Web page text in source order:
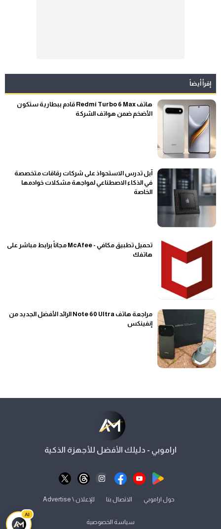
إقرأ أيضاً
هاتف Redmi Turbo 6 Max قادم ببطارية ستكون
الأضخم ضمن هواتف الشركة
آبل تدرس الاستحواذ على شركات رقاقات متخصصة
في الذكاء الاصطناعي لمواجهة مشكلات خوادمها
الخاصة
تحميل تطبيق مكافي - McAfee مجاناً برابط مباشر على
هاتفك
مراجعة هاتف Note 60 Ultra الرائد الأفضل الجديد من
إنفينكس
اراموبي - دليلك الأفضل للأجهزة الذكية
حول اراموبي الاتصال بنا للإعلان \ Advertise
سياسة الخصوصية
AI